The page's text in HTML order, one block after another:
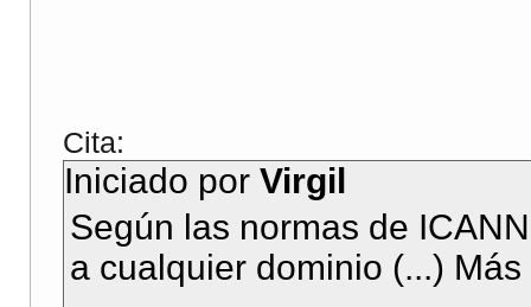
Cita:
Iniciado por Virgil
Según las normas de
a cualquier dominio (...)